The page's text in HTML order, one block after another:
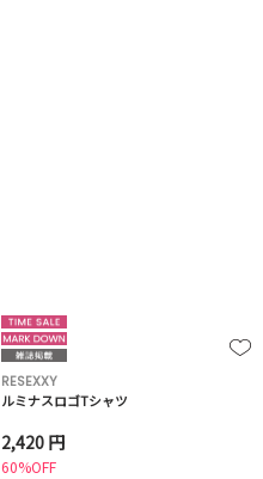
RESEXXY
ルミナスロゴTシャツ
2,420 円
60%OFF